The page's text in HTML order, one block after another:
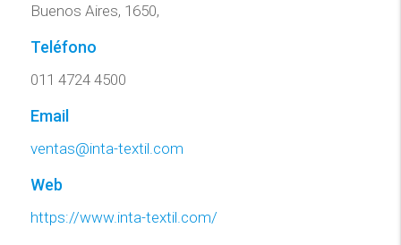
Buenos Aires, 1650,
Teléfono
011 4724 4500
Email
ventas@inta-textil.com
Web
https://www.inta-textil.com/